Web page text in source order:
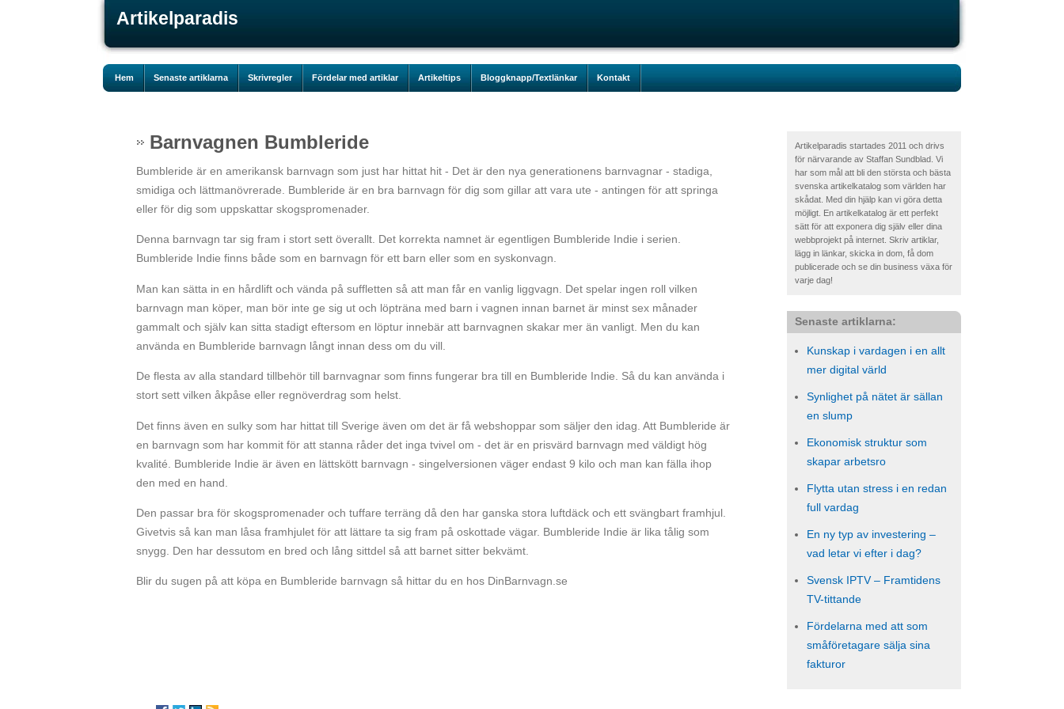
Artikelparadis
Hem Senaste artiklarna Skrivregler Fördelar med artiklar Artikeltips Bloggknapp/Textlänkar Kontakt
Artikelparadis startades 2011 och drivs
för närvarande av Staffan Sundblad. Vi
har som mål att bli den största och bästa
svenska artikelkatalog som världen har
skådat. Med din hjälp kan vi göra detta
möjligt. En artikelkatalog är ett perfekt
sätt för att exponera dig själv eller dina
webbprojekt på internet. Skriv artiklar,
lägg in länkar, skicka in dom, få dom
publicerade och se din business växa för
varje dag!
Senaste artiklarna:
Kunskap i vardagen i en allt
mer digital värld
Synlighet på nätet är sällan
en slump
Ekonomisk struktur som
skapar arbetsro
Flytta utan stress i en redan
full vardag
En ny typ av investering –
vad letar vi efter i dag?
Svensk IPTV – Framtidens
TV-tittande
Fördelarna med att som
småföretagare sälja sina
fakturor
Barnvagnen Bumbleride
Bumbleride är en amerikansk barnvagn som just har hittat hit - Det är den nya generationens barnvagnar - stadiga,
smidiga och lättmanövrerade. Bumbleride är en bra barnvagn för dig som gillar att vara ute - antingen för att springa
eller för dig som uppskattar skogspromenader.
Denna barnvagn tar sig fram i stort sett överallt. Det korrekta namnet är egentligen Bumbleride Indie i serien.
Bumbleride Indie finns både som en barnvagn för ett barn eller som en syskonvagn.
Man kan sätta in en hårdlift och vända på suffletten så att man får en vanlig liggvagn. Det spelar ingen roll vilken
barnvagn man köper, man bör inte ge sig ut och löpträna med barn i vagnen innan barnet är minst sex månader
gammalt och själv kan sitta stadigt eftersom en löptur innebär att barnvagnen skakar mer än vanligt. Men du kan
använda en Bumbleride barnvagn långt innan dess om du vill.
De flesta av alla standard tillbehör till barnvagnar som finns fungerar bra till en Bumbleride Indie. Så du kan använda i
stort sett vilken åkpåse eller regnöverdrag som helst.
Det finns även en sulky som har hittat till Sverige även om det är få webshoppar som säljer den idag. Att Bumbleride är
en barnvagn som har kommit för att stanna råder det inga tvivel om - det är en prisvärd barnvagn med väldigt hög
kvalité. Bumbleride Indie är även en lättskött barnvagn - singelversionen väger endast 9 kilo och man kan fälla ihop
den med en hand.
Den passar bra för skogspromenader och tuffare terräng då den har ganska stora luftdäck och ett svängbart framhjul.
Givetvis så kan man låsa framhjulet för att lättare ta sig fram på oskottade vägar. Bumbleride Indie är lika tålig som
snygg. Den har dessutom en bred och lång sittdel så att barnet sitter bekvämt.
Blir du sugen på att köpa en Bumbleride barnvagn så hittar du en hos DinBarnvagn.se